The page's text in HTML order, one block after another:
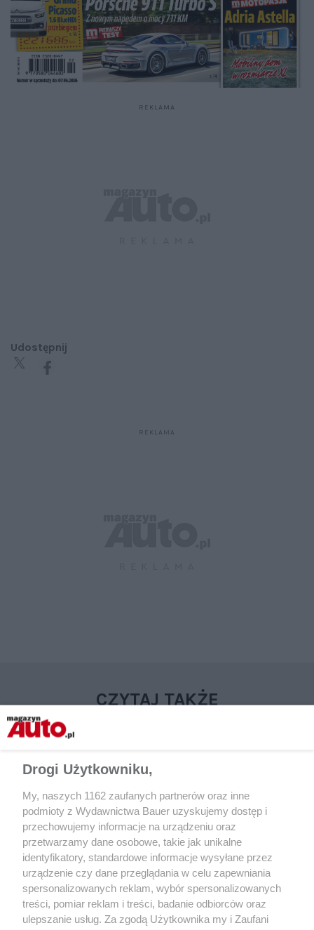
Udostępnij
CZYTAJ TAKŻE
MOTOR RETRO
Prima era – wrażenia z jazdy
Nissanem Primerą 2.0 D | „Motor”
4/1994
MOTOR RETRO
Opel Astra Coupe
z jazdy z 2001 roku
Drogi Użytkowniku,
My, naszych 1162 zaufanych partnerów oraz inne
podmioty z Wydawnictwa Bauer uzyskujemy dostęp i
przechowujemy informacje na urządzeniu oraz
przetwarzamy dane osobowe, takie jak unikalne
identyfikatory, standardowe informacje wysyłane przez
urządzenie czy dane przeglądania w celu zapewniania
spersonalizowanych reklam, wybór spersonalizowanych
treści, pomiar reklam i treści, badanie odbiorców oraz
ulepszanie usług. Za zgodą Użytkownika my i Zaufani